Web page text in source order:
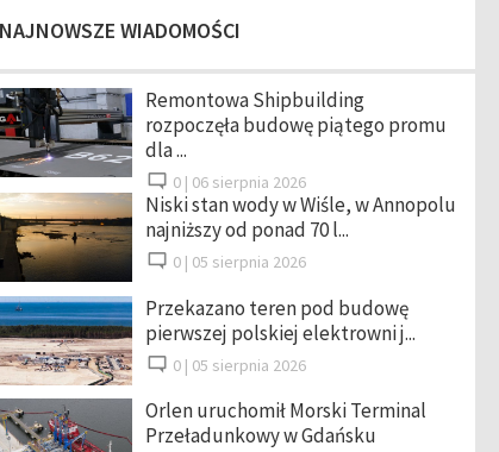
NAJNOWSZE WIADOMOŚCI
Remontowa Shipbuilding
rozpoczęła budowę piątego promu
dla ...
0 | 06 sierpnia 2026
Niski stan wody w Wiśle, w Annopolu
najniższy od ponad 70 l...
0 | 05 sierpnia 2026
Przekazano teren pod budowę
pierwszej polskiej elektrowni j...
0 | 05 sierpnia 2026
Orlen uruchomił Morski Terminal
Przeładunkowy w Gdańsku